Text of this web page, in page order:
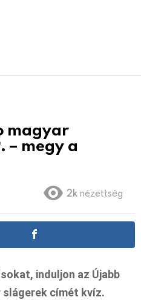
magyar
– megy a
2k nézettség
induljon az Újabb
slágerek címét kvíz.